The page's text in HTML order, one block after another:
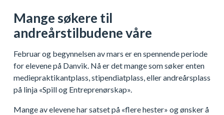
Mange søkere til
andreårstilbudene våre
Februar og begynnelsen av mars er en spennende periode
for elevene på Danvik. Nå er det mange som søker enten
mediepraktikantplass, stipendiatplass, eller andreårsplass
på linja «Spill og Entreprenørskap».
Mange av elevene har satset på «flere hester» og ønsker å